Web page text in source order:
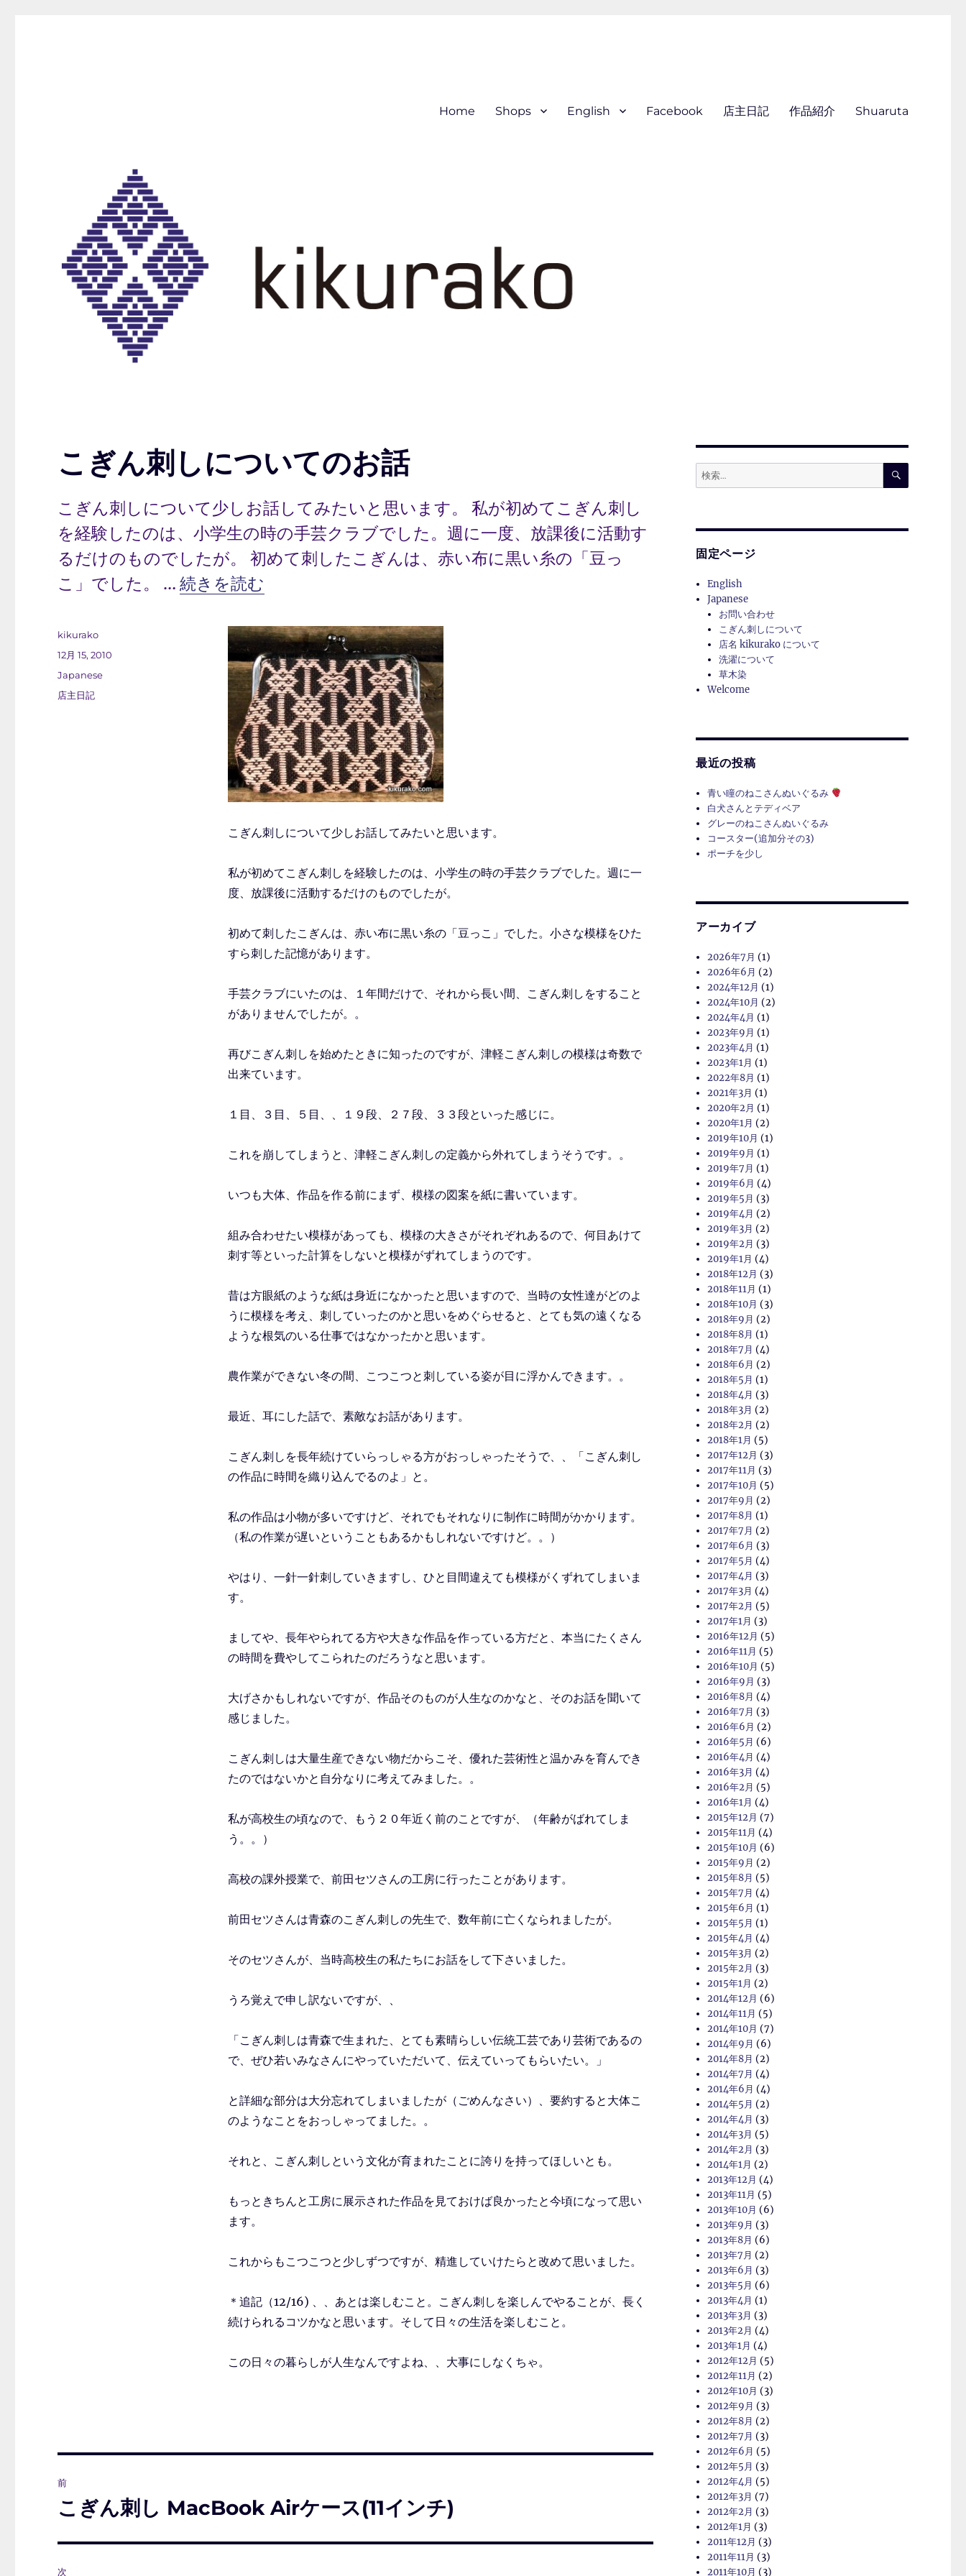
Home Shops English Facebook 店主日記 作品紹介 Shuaruta
こぎん刺しについてのお話
こぎん刺しについて少しお話してみたいと思います。 私が初めてこぎん刺し
を経験したのは、小学生の時の手芸クラブでした。週に一度、放課後に活動す
るだけのものでしたが。 初めて刺したこぎんは、赤い布に黒い糸の「豆っ
こ」でした。 …“こぎん刺しについてのお話” の
続きを読む
こぎん刺しについて少しお話してみたいと思います。
私が初めてこぎん刺しを経験したのは、小学生の時の手芸クラブでした。週に一
度、放課後に活動するだけのものでしたが。
初めて刺したこぎんは、赤い布に黒い糸の「豆っこ」でした。小さな模様をひた
すら刺した記憶があります。
手芸クラブにいたのは、１年間だけで、それから長い間、こぎん刺しをすること
がありませんでしたが。。
再びこぎん刺しを始めたときに知ったのですが、津軽こぎん刺しの模様は奇数で
出来ています。
１目、３目、５目、、１９段、２７段、３３段といった感じに。
これを崩してしまうと、津軽こぎん刺しの定義から外れてしまうそうです。。
いつも大体、作品を作る前にまず、模様の図案を紙に書いています。
組み合わせたい模様があっても、模様の大きさがそれぞれあるので、何目あけて
刺す等といった計算をしないと模様がずれてしまうのです。
昔は方眼紙のような紙は身近になかったと思いますので、当時の女性達がどのよ
うに模様を考え、刺していったのかと思いをめぐらせると、とても気の遠くなる
ような根気のいる仕事ではなかったかと思います。
農作業ができない冬の間、こつこつと刺している姿が目に浮かんできます。。
最近、耳にした話で、素敵なお話があります。
こぎん刺しを長年続けていらっしゃる方がおっしゃったそうで、、「こぎん刺し
の作品に時間を織り込んでるのよ」と。
私の作品は小物が多いですけど、それでもそれなりに制作に時間がかかります。
（私の作業が遅いということもあるかもしれないですけど。。）
やはり、一針一針刺していきますし、ひと目間違えても模様がくずれてしまいま
す。
ましてや、長年やられてる方や大きな作品を作っている方だと、本当にたくさん
の時間を費やしてこられたのだろうなと思います。
大げさかもしれないですが、作品そのものが人生なのかなと、そのお話を聞いて
感じました。
こぎん刺しは大量生産できない物だからこそ、優れた芸術性と温かみを育んでき
たのではないかと自分なりに考えてみました。。
私が高校生の頃なので、もう２０年近く前のことですが、（年齢がばれてしま
う。。）
高校の課外授業で、前田セツさんの工房に行ったことがあります。
前田セツさんは青森のこぎん刺しの先生で、数年前に亡くなられましたが。
そのセツさんが、当時高校生の私たちにお話をして下さいました。
うろ覚えで申し訳ないですが、、
「こぎん刺しは青森で生まれた、とても素晴らしい伝統工芸であり芸術であるの
で、ぜひ若いみなさんにやっていただいて、伝えていってもらいたい。」
と詳細な部分は大分忘れてしまいましたが（ごめんなさい）、要約すると大体こ
のようなことをおっしゃってました。。
それと、こぎん刺しという文化が育まれたことに誇りを持ってほしいとも。
もっときちんと工房に展示された作品を見ておけば良かったと今頃になって思い
ます。
これからもこつこつと少しずつですが、精進していけたらと改めて思いました。
＊追記（12/16) 、、あとは楽しむこと。こぎん刺しを楽しんでやることが、長く
続けられるコツかなと思います。そして日々の生活を楽しむこと。
この日々の暮らしが人生なんですよね、、大事にしなくちゃ。
投
稿
kikurako
投
12月 15, 2010
カ
テ
Japanese
タ
店主日記
稿
前
前
投
稿:
こぎん刺し MacBook Airケース(11インチ)
次
検
索:
検
固定ページ
English
Japanese
お問い合わせ
こぎん刺しについて
店名 kikurako について
洗濯について
草木染
Welcome
最近の投稿
青い瞳のねこさんぬいぐるみ
白犬さんとテディベア
グレーのねこさんぬいぐるみ
コースター(追加分その3)
ポーチを少し
アーカイブ
2026年7月 (1)
2026年6月 (2)
2024年12月 (1)
2024年10月 (2)
2024年4月 (1)
2023年9月 (1)
2023年4月 (1)
2023年1月 (1)
2022年8月 (1)
2021年3月 (1)
2020年2月 (1)
2020年1月 (2)
2019年10月 (1)
2019年9月 (1)
2019年7月 (1)
2019年6月 (4)
2019年5月 (3)
2019年4月 (2)
2019年3月 (2)
2019年2月 (3)
2019年1月 (4)
2018年12月 (3)
2018年11月 (1)
2018年10月 (3)
2018年9月 (2)
2018年8月 (1)
2018年7月 (4)
2018年6月 (2)
2018年5月 (1)
2018年4月 (3)
2018年3月 (2)
2018年2月 (2)
2018年1月 (5)
2017年12月 (3)
2017年11月 (3)
2017年10月 (5)
2017年9月 (2)
2017年8月 (1)
2017年7月 (2)
2017年6月 (3)
2017年5月 (4)
2017年4月 (3)
2017年3月 (4)
2017年2月 (5)
2017年1月 (3)
2016年12月 (5)
2016年11月 (5)
2016年10月 (5)
2016年9月 (3)
2016年8月 (4)
2016年7月 (3)
2016年6月 (2)
2016年5月 (6)
2016年4月 (4)
2016年3月 (4)
2016年2月 (5)
2016年1月 (4)
2015年12月 (7)
2015年11月 (4)
2015年10月 (6)
2015年9月 (2)
2015年8月 (5)
2015年7月 (4)
2015年6月 (1)
2015年5月 (1)
2015年4月 (4)
2015年3月 (2)
2015年2月 (3)
2015年1月 (2)
2014年12月 (6)
2014年11月 (5)
2014年10月 (7)
2014年9月 (6)
2014年8月 (2)
2014年7月 (4)
2014年6月 (4)
2014年5月 (2)
2014年4月 (3)
2014年3月 (5)
2014年2月 (3)
2014年1月 (2)
2013年12月 (4)
2013年11月 (5)
2013年10月 (6)
2013年9月 (3)
2013年8月 (6)
2013年7月 (2)
2013年6月 (3)
2013年5月 (6)
2013年4月 (1)
2013年3月 (3)
2013年2月 (4)
2013年1月 (4)
2012年12月 (5)
2012年11月 (2)
2012年10月 (3)
2012年9月 (3)
2012年8月 (2)
2012年7月 (3)
2012年6月 (5)
2012年5月 (3)
2012年4月 (5)
2012年3月 (7)
2012年2月 (3)
2012年1月 (3)
2011年12月 (3)
2011年11月 (3)
2011年10月 (3)